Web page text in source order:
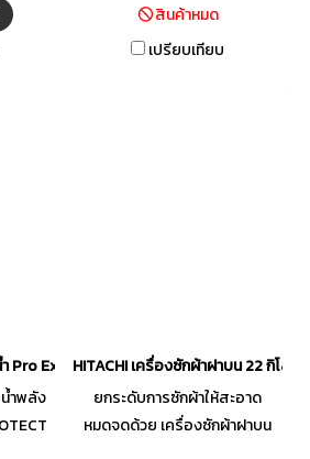
สินค้าหมด
เปรียบเทียบ
ำ Pro Express Protect (2830 วัตต์, สี
น้ำพลัง
HITACHI เครื่องซักผ้าฝาบน 22 กิโล
ยกระดับการซักผ้าให้สะอาด
หมดจดด้วย เครื่องซักผ้าฝาบน